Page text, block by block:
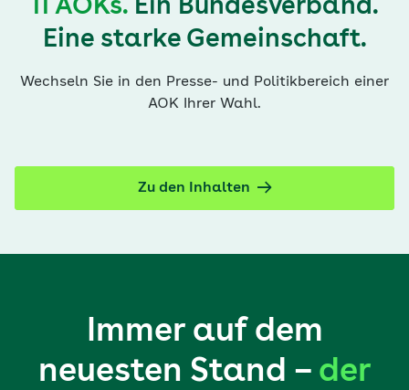
11 AOKs.Ein Bundesverband.
Eine starke Gemeinschaft.
Wechseln Sie in den Presse- und Politikbereich einer
AOK Ihrer Wahl.
Zu den Inhalten
Immer auf dem
neuesten Stand – der